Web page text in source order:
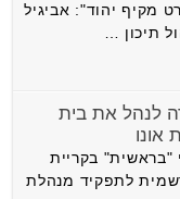
מקיף יהוד": אביגיל
תיכון …
לנהל את בית
אונו
"בראשית" בקריית
לתפקיד מנהלת